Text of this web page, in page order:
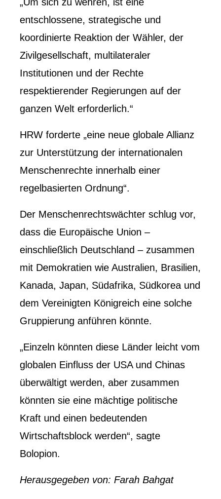
entschlossene, strategische und
koordinierte Reaktion der Wähler, der
Zivilgesellschaft, multilateraler
Institutionen und der Rechte
respektierender Regierungen auf der
ganzen Welt erforderlich.“
HRW forderte „eine neue globale Allianz
zur Unterstützung der internationalen
Menschenrechte innerhalb einer
regelbasierten Ordnung“.
Der Menschenrechtswächter schlug vor,
dass die Europäische Union –
einschließlich Deutschland – zusammen
mit Demokratien wie Australien, Brasilien,
Kanada, Japan, Südafrika, Südkorea und
dem Vereinigten Königreich eine solche
Gruppierung anführen könnte.
„Einzeln könnten diese Länder leicht vom
globalen Einfluss der USA und Chinas
überwältigt werden, aber zusammen
könnten sie eine mächtige politische
Kraft und einen bedeutenden
Wirtschaftsblock werden“, sagte
Bolopion.
Herausgegeben von: Farah Bahgat